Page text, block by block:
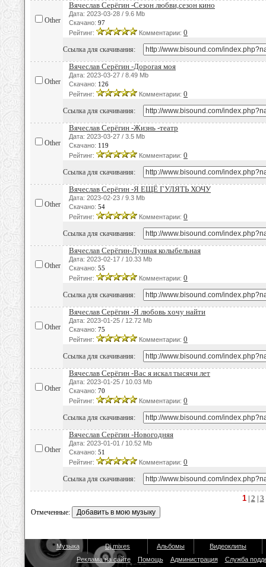
Other
Вячеслав Серёгин -Сезон любви,сезон кино
Дата: 2023-03-28 / 9.6 Mb
Скачано: 97
Рейтинг:
Комментарии: 0
Ссылка для скачивания:
Other
Вячеслав Серёгин -Дорогая моя
Дата: 2023-03-27 / 8.49 Mb
Скачано: 126
Рейтинг:
Комментарии: 0
Ссылка для скачивания:
Other
Вячеслав Серёгин -Жизнь -театр
Дата: 2023-03-27 / 3.5 Mb
Скачано: 119
Рейтинг:
Комментарии: 0
Ссылка для скачивания:
Other
Вячеслав Серёгин -Я ЕЩЁ ГУЛЯТЬ ХОЧУ
Дата: 2023-02-23 / 9.3 Mb
Скачано: 54
Рейтинг:
Комментарии: 0
Ссылка для скачивания:
Other
Вячеслав Серёгин-Лунная колыбельная
Дата: 2023-02-17 / 10.33 Mb
Скачано: 55
Рейтинг:
Комментарии: 0
Ссылка для скачивания:
Other
Вячеслав Серёгин -Я любовь хочу найти
Дата: 2023-01-25 / 12.72 Mb
Скачано: 75
Рейтинг:
Комментарии: 0
Ссылка для скачивания:
Other
Вячеслав Серёгин -Вас я искал тысячи лет
Дата: 2023-01-25 / 10.03 Mb
Скачано: 70
Рейтинг:
Комментарии: 0
Ссылка для скачивания:
Other
Вячеслав Серёгин -Новогодняя
Дата: 2023-01-01 / 10.52 Mb
Скачано: 51
Рейтинг:
Комментарии: 0
Ссылка для скачивания:
1| 2 3
Отмеченные:
Музыка Dj mixes Альбомы
Видеоклипы
Реклама на сайте
Помощь Администрация Служба